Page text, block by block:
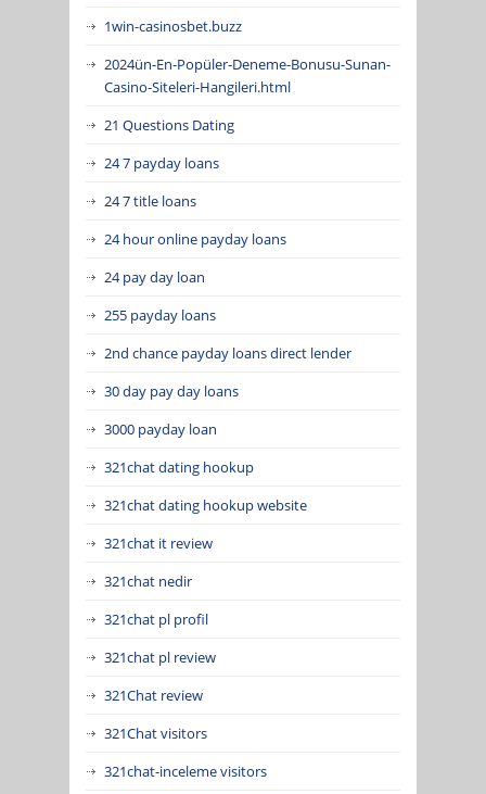
1win-casinosbet.buzz
2024ün-En-Popüler-Deneme-Bonusu-Sunan-
Casino-Siteleri-Hangileri.html
21 Questions Dating
24 7 payday loans
24 7 title loans
24 hour online payday loans
24 pay day loan
255 payday loans
2nd chance payday loans direct lender
30 day pay day loans
3000 payday loan
321chat dating hookup
321chat dating hookup website
321chat it review
321chat nedir
321chat pl profil
321chat pl review
321Chat review
321Chat visitors
321chat-inceleme visitors